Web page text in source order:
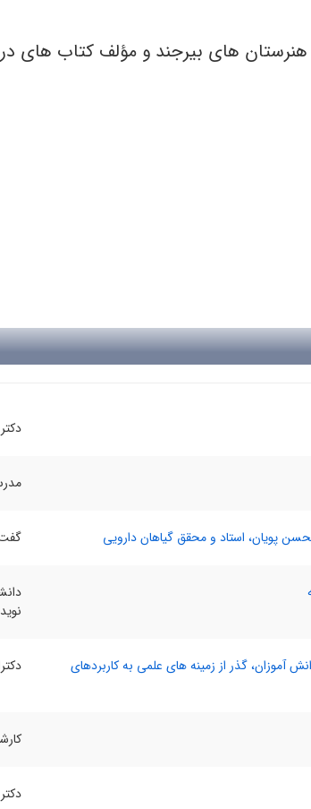
های بیرجند و مؤلف کتاب های
پویان، استاد و محقق گیاهان دارویی گفت
گذر از زمینه های علمی به کاربردهای